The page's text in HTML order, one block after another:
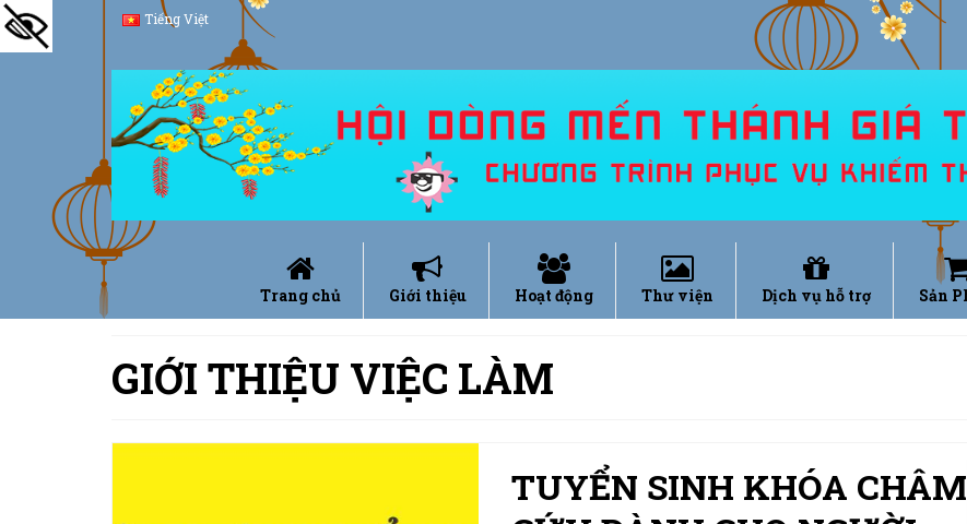
Tiếng Việt
Trang chủ Giới thiệu Hoạt động Thư viện Dịch vụ hỗ trợ Sản
GIỚI THIỆU VIỆC LÀM
TUYỂN SINH KHÓA CHÂM